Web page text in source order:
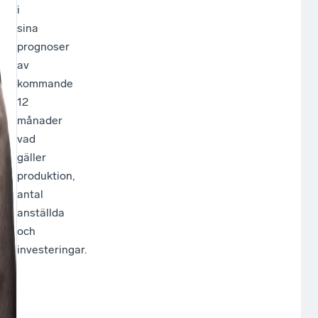
i
sina
prognoser
av
kommande
12
månader
vad
gäller
produktion,
antal
anställda
och
investeringar.